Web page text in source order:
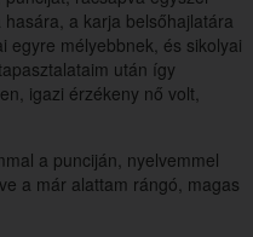
a karja belsőhajlatára
egyre mélyebbnek, és sikolyai
után így
igazi érzékeny nő volt,
a punciján, nyelvemmel
a már alattam rángó, magas